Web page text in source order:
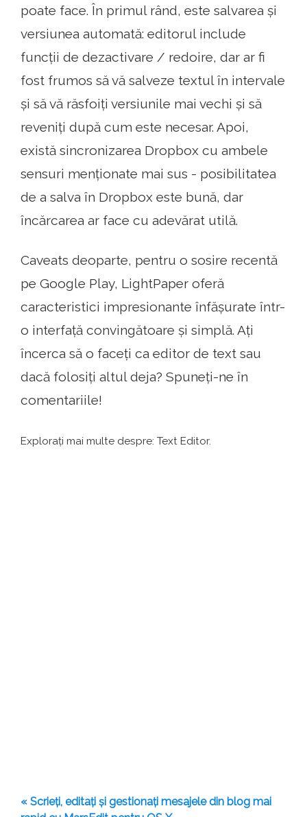
poate face. În primul rând, este salvarea și
versiunea automată: editorul include
funcții de dezactivare / redoire, dar ar fi
fost frumos să vă salveze textul în intervale
și să vă răsfoiți versiunile mai vechi și să
reveniți după cum este necesar. Apoi,
există sincronizarea Dropbox cu ambele
sensuri menționate mai sus - posibilitatea
de a salva în Dropbox este bună, dar
încărcarea ar face cu adevărat utilă.
Caveats deoparte, pentru o sosire recentă
pe Google Play, LightPaper oferă
caracteristici impresionante înfășurate într-
o interfață convingătoare și simplă. Ați
încerca să o faceți ca editor de text sau
dacă folosiți altul deja? Spuneți-ne în
comentariile!
Explorați mai multe despre: Text Editor.
« Scrieți, editați și gestionați mesajele din blog mai